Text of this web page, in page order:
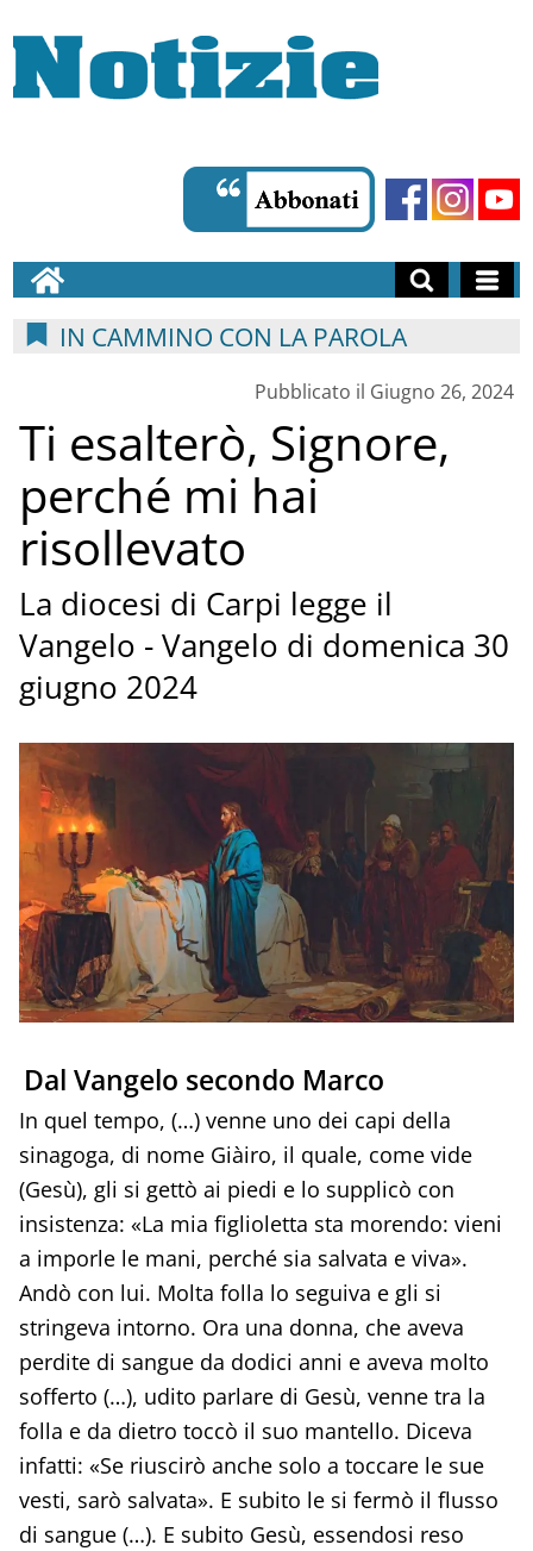
IN CAMMINO CON LA PAROLA
Pubblicato il Giugno 26, 2024
Ti esalterò, Signore,
perché mi hai
risollevato
La diocesi di Carpi legge il
Vangelo - Vangelo di domenica 30
giugno 2024
Dal Vangelo secondo Marco
In quel tempo, (…) venne uno dei capi della
sinagoga, di nome Giàiro, il quale, come vide
(Gesù), gli si gettò ai piedi e lo supplicò con
insistenza: «La mia figlioletta sta morendo: vieni
a imporle le mani, perché sia salvata e viva».
Andò con lui. Molta folla lo seguiva e gli si
stringeva intorno. Ora una donna, che aveva
perdite di sangue da dodici anni e aveva molto
sofferto (…), udito parlare di Gesù, venne tra la
folla e da dietro toccò il suo mantello. Diceva
infatti: «Se riuscirò anche solo a toccare le sue
vesti, sarò salvata». E subito le si fermò il flusso
di sangue (…). E subito Gesù, essendosi reso